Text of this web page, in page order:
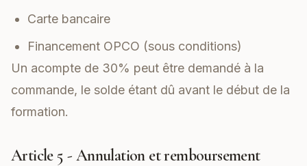
Carte bancaire
Financement OPCO (sous conditions)
Un acompte de 30% peut être demandé à la
commande, le solde étant dû avant le début de la
formation.
Article 5 - Annulation et remboursement